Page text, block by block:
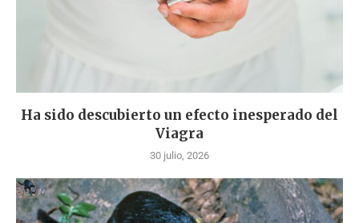
Ha sido descubierto un efecto inesperado del
Viagra
30 julio, 2026